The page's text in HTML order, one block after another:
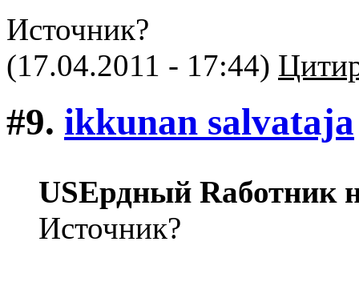
Источник?
(17.04.2011 - 17:44)
#9. ikkunan salvataja
USEрдный Rаботник
Источник?